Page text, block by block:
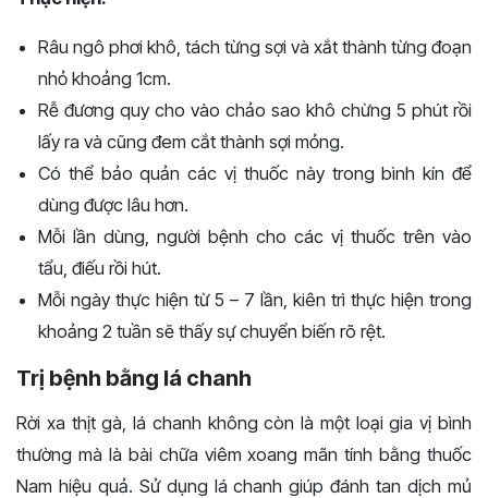
Râu ngô phơi khô, tách từng sợi và xắt thành từng đoạn
nhỏ khoảng 1cm.
Rễ đương quy cho vào chảo sao khô chừng 5 phút rồi
lấy ra và cũng đem cắt thành sợi mỏng.
Có thể bảo quản các vị thuốc này trong bình kín để
dùng được lâu hơn.
Mỗi lần dùng, người bệnh cho các vị thuốc trên vào
tẩu, điếu rồi hút.
Mỗi ngày thực hiện từ 5 – 7 lần, kiên trì thực hiện trong
khoảng 2 tuần sẽ thấy sự chuyển biến rõ rệt.
Trị bệnh bằng lá chanh
Rời xa thịt gà, lá chanh không còn là một loại gia vị bình
thường mà là bài chữa viêm xoang mãn tính bằng thuốc
Nam hiệu quả. Sử dụng lá chanh giúp đánh tan dịch mủ